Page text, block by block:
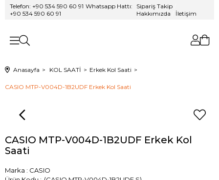
Telefon: +90 534 590 60 91 Whatsapp Hattı:
+90 534 590 60 91
Sipariş Takip
Hakkımızda
İletişim
Anasayfa KOL SAATİ Erkek Kol Saati
CASIO MTP-V004D-1B2UDF Erkek Kol Saati
CASIO MTP-V004D-1B2UDF Erkek Kol
Saati
Marka : CASIO